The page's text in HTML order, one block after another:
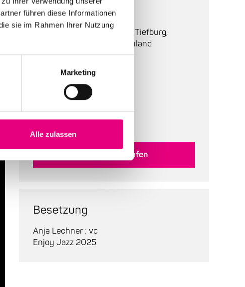
führen diese Informationen
sie im Rahmen Ihrer Nutzung
Marketing
Alle zulassen
Einlass:19:00
, An der Tiefburg,
Heidelberg, 69121, Deutschland
32,90 €
Abendkasse:36 €
Tickets kaufen
Besetzung
Anja Lechner : vc
Enjoy Jazz 2025